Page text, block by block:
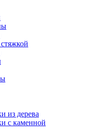
из дерева
с каменной